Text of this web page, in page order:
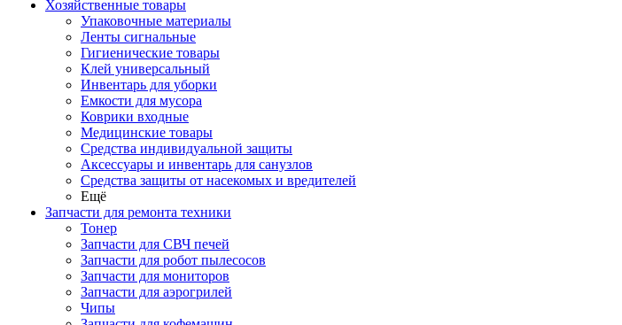
Хозяйственные товары
Упаковочные материалы
Ленты сигнальные
Гигиенические товары
Клей универсальный
Инвентарь для уборки
Емкости для мусора
Коврики входные
Медицинские товары
Средства индивидуальной защиты
Аксессуары и инвентарь для санузлов
Средства защиты от насекомых и вредителей
Ещё
Запчасти для ремонта техники
Тонер
Запчасти для СВЧ печей
Запчасти для робот пылесосов
Запчасти для мониторов
Запчасти для аэрогрилей
Чипы